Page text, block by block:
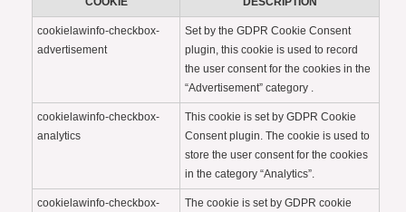
cookielawinfo-checkbox-
advertisement
Set by the GDPR Cookie Consent
plugin, this cookie is used to record
the user consent for the cookies in the
“Advertisement” category .
cookielawinfo-checkbox-
analytics
This cookie is set by GDPR Cookie
Consent plugin. The cookie is used to
store the user consent for the cookies
in the category “Analytics”.
cookielawinfo-checkbox-
The cookie is set by GDPR cookie